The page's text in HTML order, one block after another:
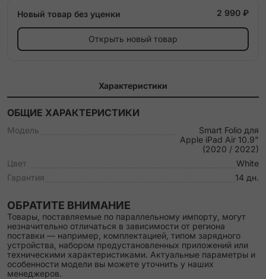
Новый товар без уценки 2 990 ₽
Открыть новый товар
Характеристики
ОБЩИЕ ХАРАКТЕРИСТИКИ
Модель
Smart Folio для
Apple iPad Air 10.9"
(2020 / 2022)
Цвет
White
Гарантия
14 дн.
ОБРАТИТЕ ВНИМАНИЕ
Товары, поставляемые по параллельному импорту, могут
незначительно отличаться в зависимости от региона
поставки — например, комплектацией, типом зарядного
устройства, набором предустановленных приложений или
техническими характеристиками. Актуальные параметры и
особенности модели вы можете уточнить у наших
менеджеров.